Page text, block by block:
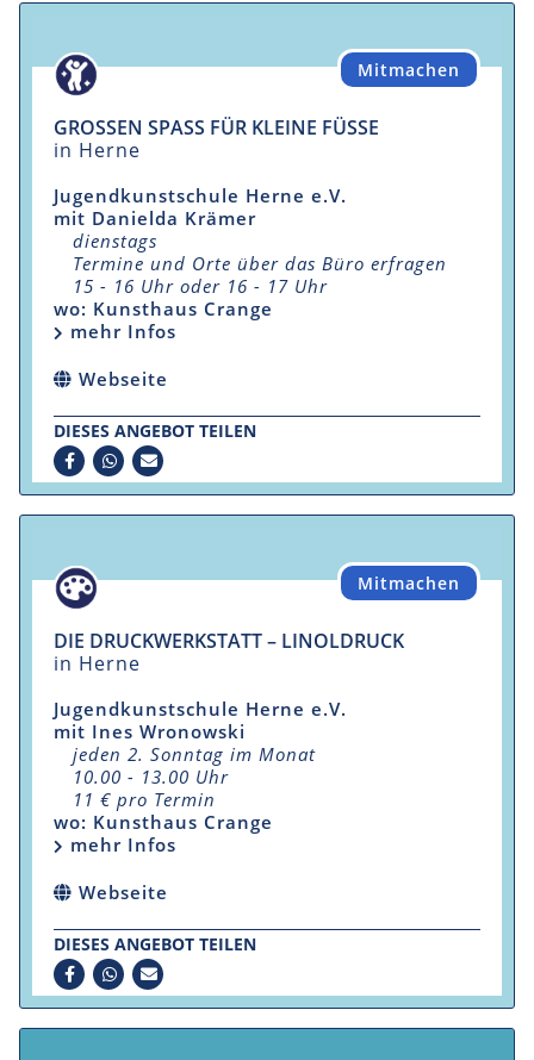
Mitmachen
GROSSEN SPASS FÜR KLEINE FÜSSE
in Herne
Jugendkunstschule Herne e.V.
mit Danielda Krämer
dienstags
Termine und Orte über das Büro erfragen
15 - 16 Uhr oder 16 - 17 Uhr
wo: Kunsthaus Crange
mehr Infos
Webseite
DIESES ANGEBOT TEILEN
Mitmachen
DIE DRUCKWERKSTATT – LINOLDRUCK
in Herne
Jugendkunstschule Herne e.V.
mit Ines Wronowski
jeden 2. Sonntag im Monat
10.00 - 13.00 Uhr
11 € pro Termin
wo: Kunsthaus Crange
mehr Infos
Webseite
DIESES ANGEBOT TEILEN